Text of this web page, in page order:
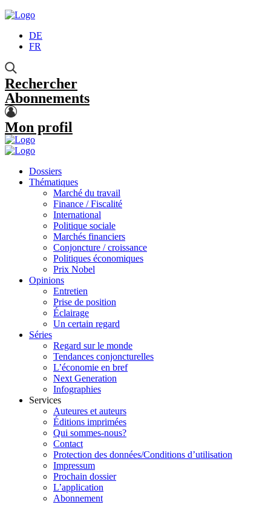
DE
FR
Rechercher
Abonnements
Mon profil
Dossiers
Thématiques
Marché du travail
Finance / Fiscalité
International
Politique sociale
Marchés financiers
Conjoncture / croissance
Politiques économiques
Prix Nobel
Opinions
Entretien
Prise de position
Éclairage
Un certain regard
Séries
Regard sur le monde
Tendances conjoncturelles
L’économie en bref
Next Generation
Infographies
Services
Auteures et auteurs
Éditions imprimées
Qui sommes-nous?
Contact
Protection des données/Conditions d’utilisation
Impressum
Prochain dossier
L’application
Abonnement